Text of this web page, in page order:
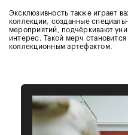
Эксклюзивность также играет
коллекции, созданные
мероприятий, подчёркивают
интерес. Такой мерч
коллекционным артефактом.